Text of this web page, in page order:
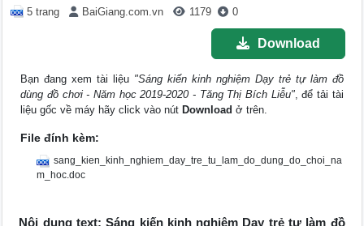
5 trang BaiGiang.com.vn 1179 0
Download
Bạn đang xem tài liệu "Sáng kiến kinh nghiệm Dạy trẻ tự làm đồ
dùng đồ chơi - Năm học 2019-2020 - Tăng Thị Bích Liễu", để tải tài
liệu gốc về máy hãy click vào nút Download ở trên.
File đính kèm:
sang_kien_kinh_nghiem_day_tre_tu_lam_do_dung_do_choi_na
m_hoc.doc
Nội dung text: Sáng kiến kinh nghiệm Dạy trẻ tự làm đồ